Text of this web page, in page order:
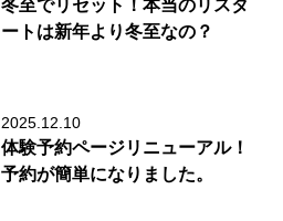
冬至でリセット！本当のリスタ
ートは新年より冬至なの？
2025.12.10
体験予約ページリニューアル！
予約が簡単になりました。